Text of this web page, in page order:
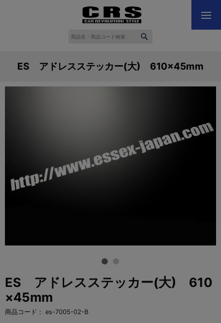
ES アドレスステッカー(大) 610×45mm
ES アドレスステッカー(大) 610
×45mm
商品コード： es-7005-02-B